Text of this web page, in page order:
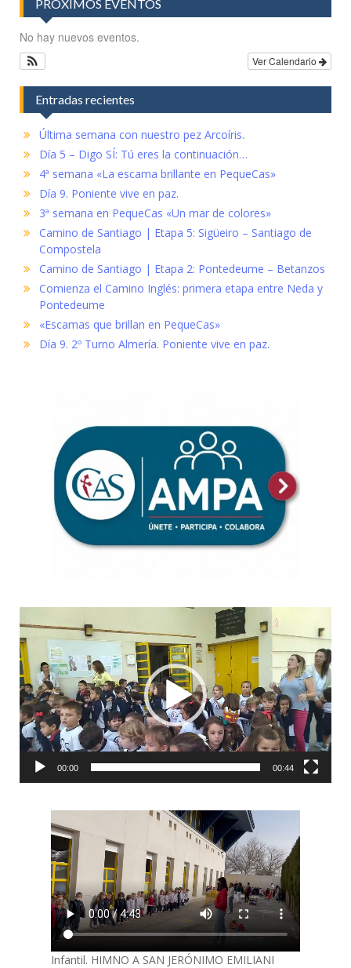
PRÓXIMOS EVENTOS
No hay nuevos eventos.
Ver Calendario
Entradas recientes
Última semana con nuestro pez Arcoíris.
Día 5 – Digo SÍ: Tú eres la continuación…
4ª semana «La escama brillante en PequeCas»
Día 9. Poniente vive en paz.
3ª semana en PequeCas «Un mar de colores»
Camino de Santiago | Etapa 5: Sigüeiro – Santiago de
Compostela
Camino de Santiago | Etapa 2: Pontedeume – Betanzos
Comienza el Camino Inglés: primera etapa entre Neda y
Pontedeume
«Escamas que brillan en PequeCas»
Día 9. 2º Turno Almería. Poniente vive en paz.
de
vídeo
00:00 00:44
Infantil. HIMNO A SAN JERÓNIMO EMILIANI